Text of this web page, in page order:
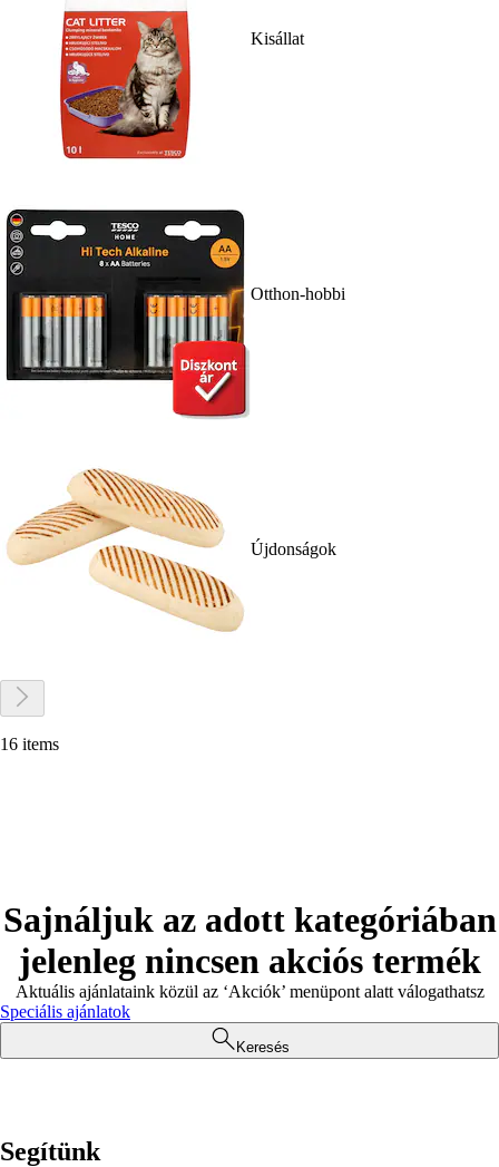
Kisállat
Otthon-hobbi
Újdonságok
16 items
Sajnáljuk az adott kategóriában
jelenleg nincsen akciós termék
Aktuális ajánlataink közül az ‘Akciók’ menüpont alatt válogathatsz
Speciális ajánlatok
Keresés
Segítünk